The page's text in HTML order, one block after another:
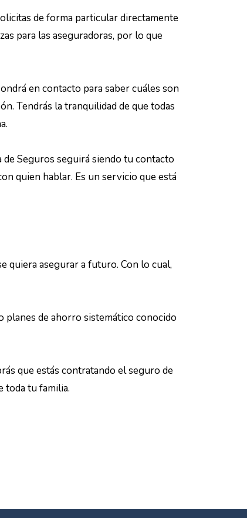
de forma particular directamente
para las aseguradoras, por lo que
en contacto para saber cuáles son
Tendrás la tranquilidad de que todas
de Seguros seguirá siendo tu contacto
quien hablar. Es un servicio que está
quiera asegurar a futuro. Con lo cual,
planes de ahorro sistemático conocido
que estás contratando el seguro de
toda tu familia.